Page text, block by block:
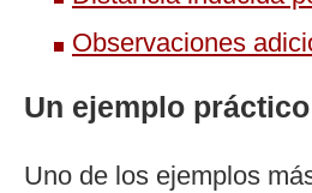
Observaciones
Un ejemplo práctico
Uno de los ejemplos